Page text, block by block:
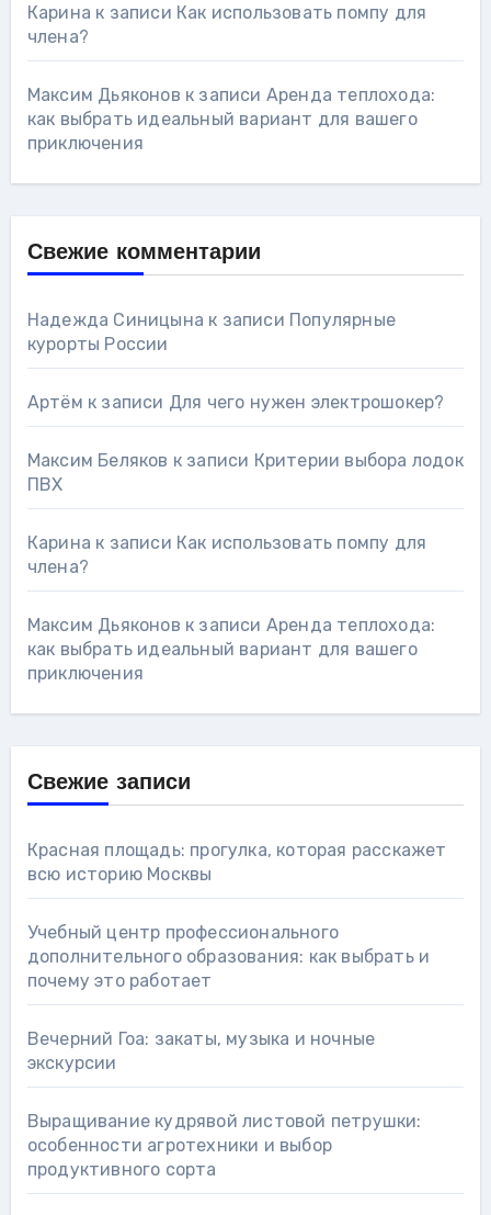
Карина к записи Как использовать помпу для
члена?
Максим Дьяконов к записи Аренда теплохода:
как выбрать идеальный вариант для вашего
приключения
Свежие комментарии
Надежда Синицына к записи Популярные
курорты России
Артём к записи Для чего нужен электрошокер?
Максим Беляков к записи Критерии выбора лодок
ПВХ
Карина к записи Как использовать помпу для
члена?
Максим Дьяконов к записи Аренда теплохода:
как выбрать идеальный вариант для вашего
приключения
Свежие записи
Красная площадь: прогулка, которая расскажет
всю историю Москвы
Учебный центр профессионального
дополнительного образования: как выбрать и
почему это работает
Вечерний Гоа: закаты, музыка и ночные
экскурсии
Выращивание кудрявой листовой петрушки:
особенности агротехники и выбор
продуктивного сорта